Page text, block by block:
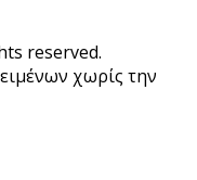
reserved.
χωρίς την